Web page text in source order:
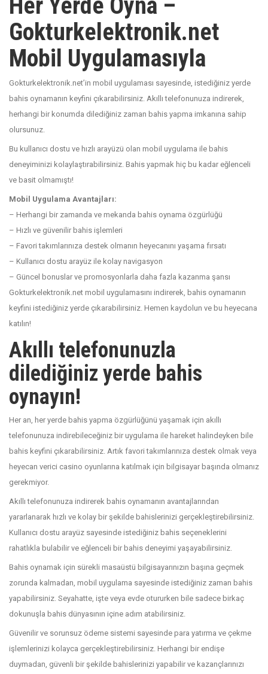
Her Yerde Oyna –
Gokturkelektronik.net
Mobil Uygulamasıyla
Gokturkelektronik.net’in mobil uygulaması sayesinde, istediğiniz yerde
bahis oynamanın keyfini çıkarabilirsiniz. Akıllı telefonunuza indirerek,
herhangi bir konumda dilediğiniz zaman bahis yapma imkanına sahip
olursunuz.
Bu kullanıcı dostu ve hızlı arayüzü olan mobil uygulama ile bahis
deneyiminizi kolaylaştırabilirsiniz. Bahis yapmak hiç bu kadar eğlenceli
ve basit olmamıştı!
Mobil Uygulama Avantajları:
– Herhangi bir zamanda ve mekanda bahis oynama özgürlüğü
– Hızlı ve güvenilir bahis işlemleri
– Favori takımlarınıza destek olmanın heyecanını yaşama fırsatı
– Kullanıcı dostu arayüz ile kolay navigasyon
– Güncel bonuslar ve promosyonlarla daha fazla kazanma şansı
Gokturkelektronik.net mobil uygulamasını indirerek, bahis oynamanın
keyfini istediğiniz yerde çıkarabilirsiniz. Hemen kaydolun ve bu heyecana
katılın!
Akıllı telefonunuzla
dilediğiniz yerde bahis
oynayın!
Her an, her yerde bahis yapma özgürlüğünü yaşamak için akıllı
telefonunuza indirebileceğiniz bir uygulama ile hareket halindeyken bile
bahis keyfini çıkarabilirsiniz. Artık favori takımlarınıza destek olmak veya
heyecan verici casino oyunlarına katılmak için bilgisayar başında olmanız
gerekmiyor.
Akıllı telefonunuza indirerek bahis oynamanın avantajlarından
yararlanarak hızlı ve kolay bir şekilde bahislerinizi gerçekleştirebilirsiniz.
Kullanıcı dostu arayüz sayesinde istediğiniz bahis seçeneklerini
rahatlıkla bulabilir ve eğlenceli bir bahis deneyimi yaşayabilirsiniz.
Bahis oynamak için sürekli masaüstü bilgisayarınızın başına geçmek
zorunda kalmadan, mobil uygulama sayesinde istediğiniz zaman bahis
yapabilirsiniz. Seyahatte, işte veya evde otururken bile sadece birkaç
dokunuşla bahis dünyasının içine adım atabilirsiniz.
Güvenilir ve sorunsuz ödeme sistemi sayesinde para yatırma ve çekme
işlemlerinizi kolayca gerçekleştirebilirsiniz. Herhangi bir endişe
duymadan, güvenli bir şekilde bahislerinizi yapabilir ve kazançlarınızı